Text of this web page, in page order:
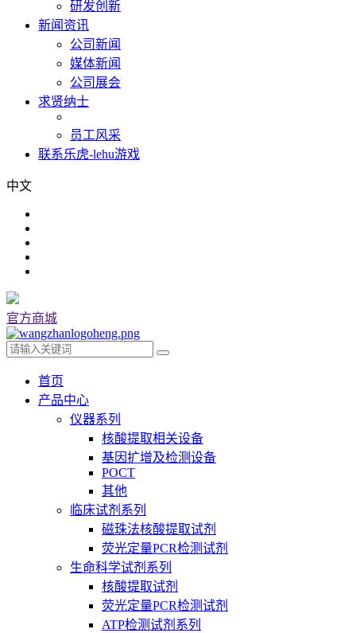
研发创新
新闻资讯
公司新闻
媒体新闻
公司展会
求贤纳士
员工风采
联系乐虎-lehu游戏
中文
官方商城
首页
产品中心
仪器系列
核酸提取相关设备
基因扩增及检测设备
POCT
其他
临床试剂系列
磁珠法核酸提取试剂
荧光定量PCR检测试剂
生命科学试剂系列
核酸提取试剂
荧光定量PCR检测试剂
ATP检测试剂系列